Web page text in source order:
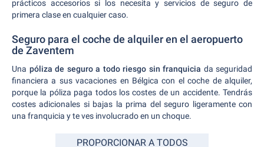
prácticos accesorios si los necesita y servicios de seguro de
primera clase en cualquier caso.
Seguro para el coche de alquiler en el aeropuerto
de Zaventem
Una póliza de seguro a todo riesgo sin franquicia da seguridad
financiera a sus vacaciones en Bélgica con el coche de alquiler,
porque la póliza paga todos los costes de un accidente. Tendrás
costes adicionales si bajas la prima del seguro ligeramente con
una franquicia y te ves involucrado en un choque.
PROPORCIONAR A TODOS